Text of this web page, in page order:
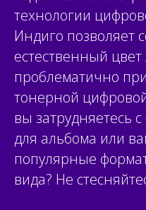
технологии
Индиго позволяет
естественный цвет
проблематично
тонерной
вы затрудняетесь
для альбома или
популярные
вида? Не